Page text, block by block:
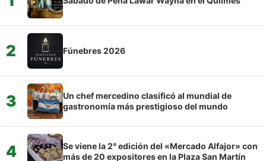
2 Fúnebres 2026
3
Un chef mercedino clasificó al mundial de
gastronomía más prestigioso del mundo
4
Se viene la 2° edición del «Mercado Alfajor» con
más de 20 expositores en la Plaza San Martín